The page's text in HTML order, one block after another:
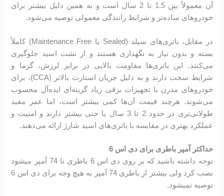
آن معمولاً بین 1.5 تا 2 سال است و به همین دلیل بیشتر برای
خودروهای ساده‌تر و شرایط رانندگی معمولی توصیه می‌شود.
در مقابل، باتری‌های سیلد (Sealed یا Maintenance Free) کاملاً
بسته و بدون نیاز به نگهداری هستند و از نشت اسید جلوگیری
می‌کنند. این باتری‌ها مقاومت بالایی در برابر لرزش، گرما و
شرایط سخت دارند و به دلیل جریان استارت بالاتر (CCA)، برای
خودروهای مدرن با تجهیزات برقی زیاد گزینه‌ای ایده‌آل محسوب
می‌شوند. هرچند قیمت آن‌ها کمی بیشتر است، اما عمر مفید
طولانی‌تری در حدود 2 تا 3 سال یا حتی بیشتر دارند و امنیت و
عملکرد بهتری در مقایسه با باتری‌های اسید شارژ ارائه می‌دهند.
حداکثر آمپر باطری برای دی اس 6
توجه داشته باشید که بر روی دی اس 6 باطری تا 74 آمپر میشود
نصب کرد ولی بیشتر از باطری 74 آمپر به هیچ وجه برای دی اس 6
توصیه نمیشود.